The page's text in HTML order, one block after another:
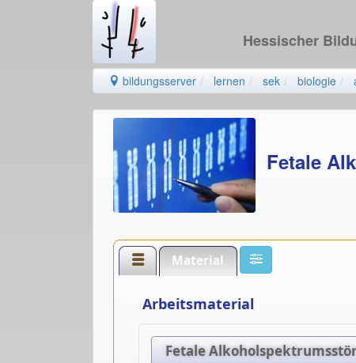
Hessischer
bildungsserver lernen sek biologie
Fetale
Material
Arbeitsmaterial
Fetale